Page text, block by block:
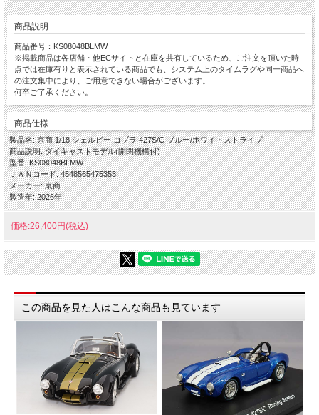
商品説明
商品番号：KS08048BLMW
※掲載商品は各店舗・他ECサイトと在庫を共有しているため、ご注文を頂いた時
点では在庫有りと表示されている商品でも、システム上のタイムラグや同一商品へ
の注文集中により、ご用意できない場合がございます。
何卒ご了承ください。
商品仕様
製品名: 京商 1/18 シェルビー コブラ 427S/C ブルー/ホワイトストライプ
商品説明: ダイキャストモデル(開閉機構付)
型番: KS08048BLMW
ＪＡＮコード: 4548565475353
メーカー: 京商
製造年: 2026年
価格:26,400円(税込)
この商品を見た人はこんな商品も見ています